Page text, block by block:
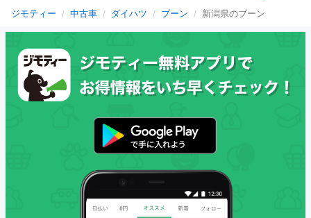
ジモティー 中古車 ダイハツ ブーン 新潟県のブーン